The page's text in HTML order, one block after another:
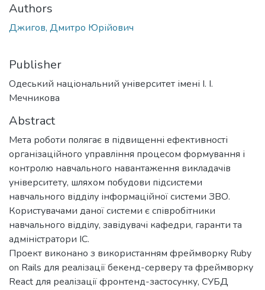
Authors
Джигов, Дмитро Юрійович
Publisher
Одеський національний університет імені І. І.
Мечникова
Abstract
Мета роботи полягає в підвищенні ефективності
організаційного управління процесом формування і
контролю навчального навантаження викладачів
університету, шляхом побудови підсистеми
навчального відділу інформаційної системи ЗВО.
Користувачами даної системи є співробітники
навчального відділу, завідувачі кафедри, гаранти та
адміністратори ІС.
Проект виконано з використанням фреймворку Ruby
on Rails для реалізації бекенд-серверу та фреймворку
React для реалізації фронтенд-застосунку, СУБД